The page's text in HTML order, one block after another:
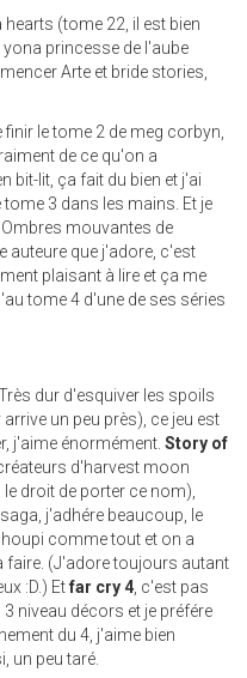
hearts (tome 22, il est bien
yona princesse de l'aube
Arte et bride stories,
finir le tome 2 de meg corbyn,
de ce qu'on a
bit-lit, ça fait du bien et j'ai
3 dans les mains. Et je
mouvantes de
auteure que j'adore, c'est
plaisant à lire et ça me
tome 4 d'une de ses séries
dur d'esquiver les spoils
un peu près), ce jeu est
j'aime énormément. Story of
d'harvest moon
droit de porter ce nom),
j'adhére beaucoup, le
comme tout et on a
faire. (J'adore toujours autant
:D.) Etfar cry 4, c'est pas
niveau décors et je préfére
du 4, j'aime bien
un peu taré.